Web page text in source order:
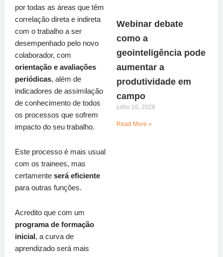
por todas as áreas que têm
correlação direta e indireta
com o trabalho a ser
desempenhado pelo novo
colaborador, com
orientação e avaliações
periódicas, além de
indicadores de assimilação
de conhecimento de todos
os processos que sofrem
impacto do seu trabalho.
Este processo é mais usual
com os trainees, mas
certamente será eficiente
para outras funções.
Acredito que com um
programa de formação
inicial, a curva de
aprendizado será mais
Webinar debate
como a
geointeligência pode
aumentar a
produtividade em
campo
julho 10, 2026
Read More »